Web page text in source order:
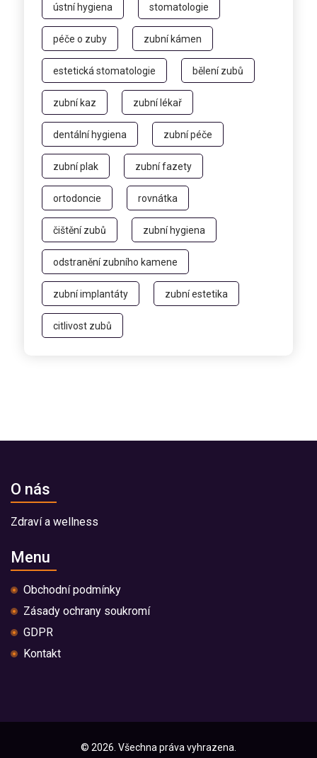
ústní hygiena stomatologie
péče o zuby zubní kámen
estetická stomatologie bělení zubů
zubní kaz zubní lékař
dentální hygiena zubní péče
zubní plak zubní fazety
ortodoncie rovnátka
čištění zubů zubní hygiena
odstranění zubního kamene
zubní implantáty zubní estetika
citlivost zubů
O nás
Zdraví a wellness
Menu
Obchodní podmínky
Zásady ochrany soukromí
GDPR
Kontakt
© 2026. Všechna práva vyhrazena.